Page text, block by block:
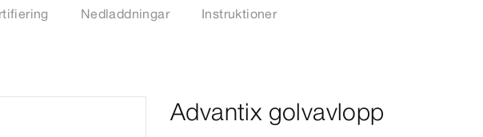
Nedladdningar Instruktioner
Advantix golvavlopp